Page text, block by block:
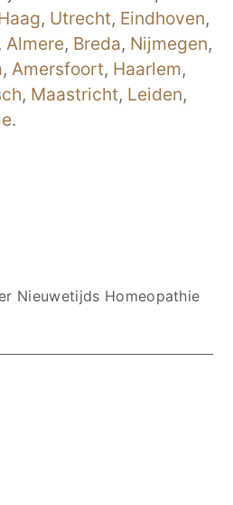
, Utrecht, Eindhoven,
, Almere, Breda, Nijmegen,
, Amersfoort, Haarlem,
, Maastricht, Leiden,
.
Nieuwetijds Homeopathie